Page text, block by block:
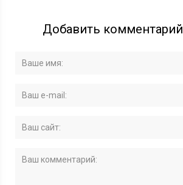
2019 годДобавить комментарий